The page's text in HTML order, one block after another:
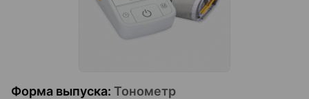
Форма выпуска: Тонометр